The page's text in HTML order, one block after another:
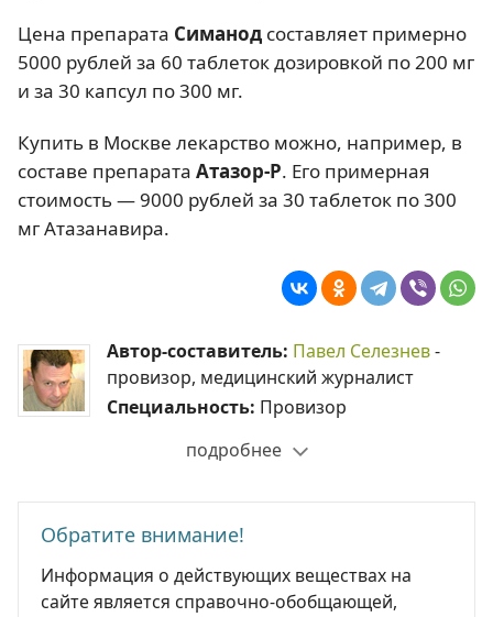
Цена препарата Симанод составляет примерно
5000 рублей за 60 таблеток дозировкой по 200 мг
и за 30 капсул по 300 мг.
Купить в Москве лекарство можно, например, в
составе препарата Атазор-Р. Его примерная
стоимость — 9000 рублей за 30 таблеток по 300
мг Атазанавира.
Автор-составитель: Павел Селезнев-
провизор, медицинский журналист
Специальность: Провизор
подробнее
Обратите внимание!
Информация о действующих веществах на
сайте является справочно-обобщающей,